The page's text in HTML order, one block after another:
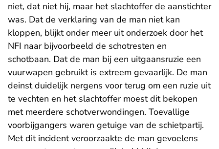
niet, dat niet hij, maar het slachtoffer de aanstichter
was. Dat de verklaring van de man niet kan
kloppen, blijkt onder meer uit onderzoek door het
NFI naar bijvoorbeeld de schotresten en
schotbaan. Dat de man bij een uitgaansruzie een
vuurwapen gebruikt is extreem gevaarlijk. De man
deinst duidelijk nergens voor terug om een ruzie uit
te vechten en het slachtoffer moest dit bekopen
met meerdere schotverwondingen. Toevallige
voorbijgangers waren getuige van de schietpartij.
Met dit incident veroorzaakte de man gevoelens